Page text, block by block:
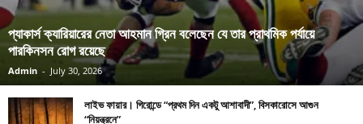
প্যাকার্স ক্যারিয়ারের নেতা আহমান গ্রিন বলেছেন যে তার প্রাথমিক পর্যায়ে
পারকিনসন রোগ রয়েছে
Admin - July 30, 2026
লাইভ ফায়ার। গিরোন্ডে “প্রথম দিন একটু আশাবাদী”, বিসকারোসে আগুন
“নিয়ন্ত্রনে”